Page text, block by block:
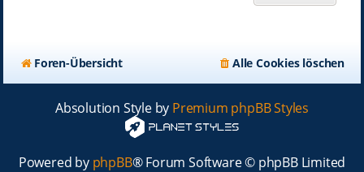
Foren-Übersicht Alle Cookies löschen
Absolution Style by Premium phpBB Styles
Powered by phpBB® Forum Software © phpBB Limited